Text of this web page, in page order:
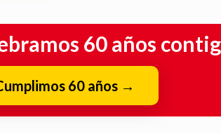
60 años
60 años →